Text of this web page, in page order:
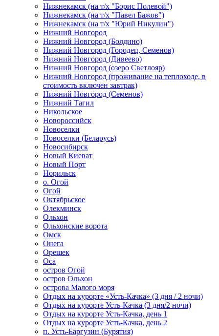
Нижнекамск (на т/х "Борис Полевой")
Нижнекамск (на т/х "Павел Бажов")
Нижнекамск (на т/х "Юрий Никулин")
Нижний Новгород
Нижний Новгород (Болдино)
Нижний Новгород (Городец, Семенов)
Нижний Новгород (Дивеево)
Нижний Новгород (озеро Светлояр)
Нижний Новгород (проживание на теплоходе, в
стоимость включен завтрак)
Нижний Новгород (Семенов)
Нижний Тагил
Никольское
Новороссийск
Новоселки
Новоселки (Беларусь)
Новосибирск
Новый Киеват
Новый Порт
Норильск
о. Огой
Огой
Октябрьское
Олекминск
Ольхон
Ольхонские ворота
Омск
Онега
Орешек
Оса
остров Огой
остров Ольхон
острова Малого моря
Отдых на курорте «Усть-Качка» (3 дня / 2 ночи)
Отдых на курорте Усть-Качка (3 дня/2 ночи)
Отдых на курорте Усть-Качка, день 1
Отдых на курорте Усть-Качка, день 2
п. Усть-Баргузин (Бурятия)